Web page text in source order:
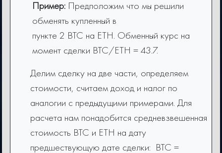
Пример: Предположим что мы решили
обменять купленный в
пункте 2 BTC на ETH. Обменный курс на
момент сделки BTC/ETH = 43.7.
Делим сделку на две части, определяем
стоимости, считаем доход и налог по
аналогии с предыдущими примерами. Для
расчета нам понадобится средневзвешенная
стоимость BTC и ETH на дату
предшествующую дате сделки: BTC =